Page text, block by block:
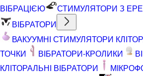
ВІБРАЦІЄЮ
СТИМУЛЯТОРИ З
ВІБРАТОРИ
ВАКУУМНІ СТИМУЛЯТОРИ
ТОЧКИ
ВІБРАТОРИ-КРОЛИКИ
КЛІТОРАЛЬНІ ВІБРАТОРИ